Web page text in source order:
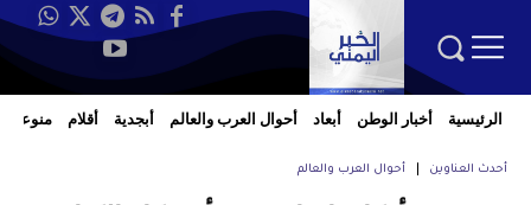
الرئيسية أخبار الوطن أبعاد أحوال العرب والعالم أبجدية أقلام منوعات
أحدث العناوين أحوال العرب والعالم